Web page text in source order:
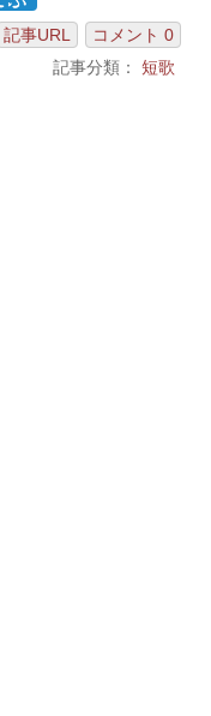
記事URL
コメント 0
記事分類： 短歌